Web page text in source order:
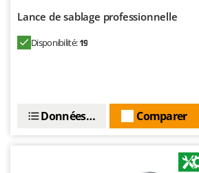
Lance de sablage professionnelle
Disponibilité:19
Comparer
Données techniques